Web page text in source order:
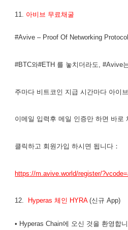
11. 아비브 무료채굴
#Avive – Proof Of Networking Protocol
#BTC와#ETH 를 놓치더라도, #Avive
주마다 비트코인 지급 시간마다 아이
이메일 입력후 메일 인증만 하면 바로
클릭하고 회원가입 하시면 됩니다：
https://m.avive.world/register/
12. Hyperas 체인 HYRA(신규 App)
• Hyperas Chain에 오신 것을 환영합